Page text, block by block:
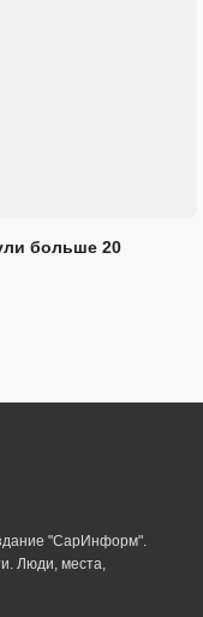
больше 20
"СарИнформ".
Люди, места,